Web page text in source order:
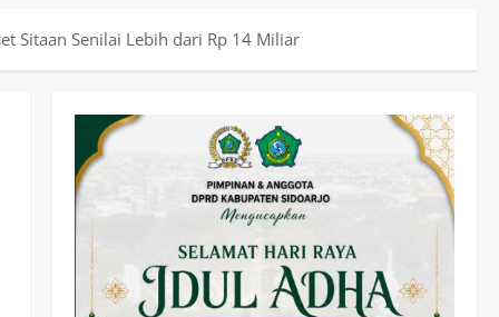
Sitaan Senilai Lebih dari Rp 14 Miliar